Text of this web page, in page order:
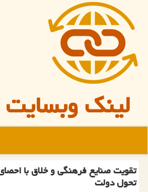
لینک وبسایت
تحول دولت